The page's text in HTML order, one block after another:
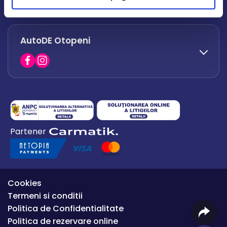
office.afumati@autode.ro
0730 063 852
0730 063 851
AutoDE Otopeni
0754 649 360
office.premium@autode.ro
Partener
Cookies
Termeni si conditii
Politica de Confidentialitate
Politica de rezervare online